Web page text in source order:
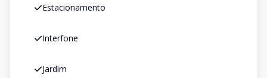
Estacionamento
Interfone
Jardim